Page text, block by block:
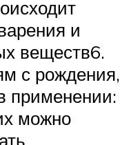
и
веществ6.
с рождения,
применении:
можно